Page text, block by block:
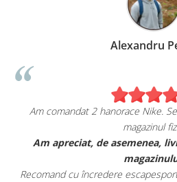
Alexandru
Am comandat 2 hanorace Nike.
magazinul
Am apreciat, de asemenea,
Recomand cu încredere